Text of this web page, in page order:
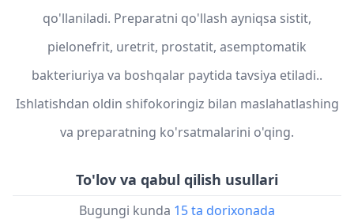
qo'llaniladi. Preparatni qo'llash ayniqsa sistit,
pielonefrit, uretrit, prostatit, asemptomatik
bakteriuriya va boshqalar paytida tavsiya etiladi..
Ishlatishdan oldin shifokoringiz bilan maslahatlashing
va preparatning ko'rsatmalarini o'qing.
To'lov va qabul qilish usullari
Bugungi kunda 15 ta dorixonada